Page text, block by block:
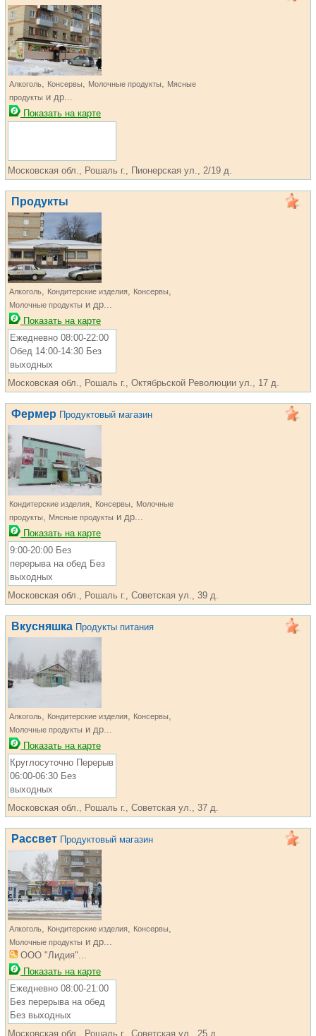
Алкоголь, Консервы, Молочные продукты, Мясные
продукты и др...
Показать на карте
Московская обл., Рошаль г., Пионерская ул., 2/19 д.
Продукты
Алкоголь, Кондитерские изделия, Консервы,
Молочные продукты и др...
Показать на карте
Ежедневно 08:00-22:00
Обед 14:00-14:30 Без
выходных
Московская обл., Рошаль г., Октябрьской Революции ул., 17 д.
Фермер Продуктовый магазин
Кондитерские изделия, Консервы, Молочные
продукты, Мясные продукты и др...
Показать на карте
9:00-20:00 Без
перерыва на обед Без
выходных
Московская обл., Рошаль г., Советская ул., 39 д.
Вкусняшка Продукты питания
Алкоголь, Кондитерские изделия, Консервы,
Молочные продукты и др...
Показать на карте
Круглосуточно Перерыв
06:00-06:30 Без
выходных
Московская обл., Рошаль г., Советская ул., 37 д.
Рассвет Продуктовый магазин
Алкоголь, Кондитерские изделия, Консервы,
Молочные продукты и др...
ООО "Лидия"...
Показать на карте
Ежедневно 08:00-21:00
Без перерыва на обед
Без выходных
Московская обл., Рошаль г., Советская ул., 25 д.